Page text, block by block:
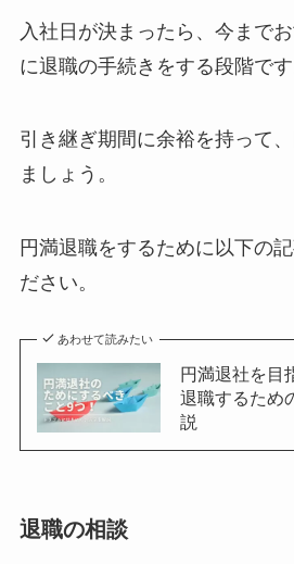
入社日が決まったら、今まで
に退職の手続きをする段階です
引き継ぎ期間に余裕を持って
ましょう 。
円満退職をするために以下の
ださい。
あわせて読みたい
円満退社を目
退職するため
説
退職の相談